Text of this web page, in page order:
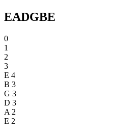
EADGBE
0
1
2
3
E 4
B 3
G 3
D 3
A 2
E 2